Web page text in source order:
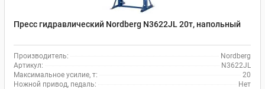
Пресс гидравлический Nordberg N3622JL 20т, напольный
Производитель:
Nordberg
Артикул:
N3622JL
Максимальное усилие, т:
20
Ножной привод, педаль:
Нет